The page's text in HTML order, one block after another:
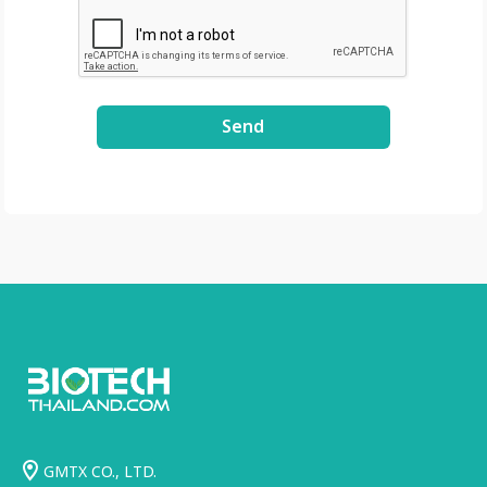
https://drive.google
.com/file/d/1GLRohy
kZyVSyDn2LiVT_W8E
3xDE2Uxe0/view?
Send
GMTX CO., LTD.